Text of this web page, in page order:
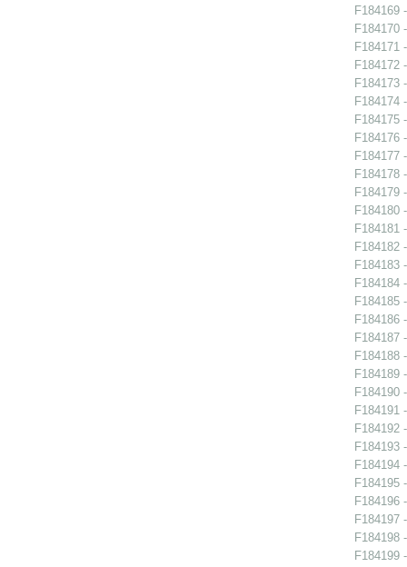
F184169
F184170
F184171
F184172
F184173
F184174
F184175
F184176
F184177
F184178
F184179
F184180
F184181
F184182
F184183
F184184
F184185
F184186
F184187
F184188
F184189
F184190
F184191
F184192
F184193
F184194
F184195
F184196
F184197
F184198
F184199